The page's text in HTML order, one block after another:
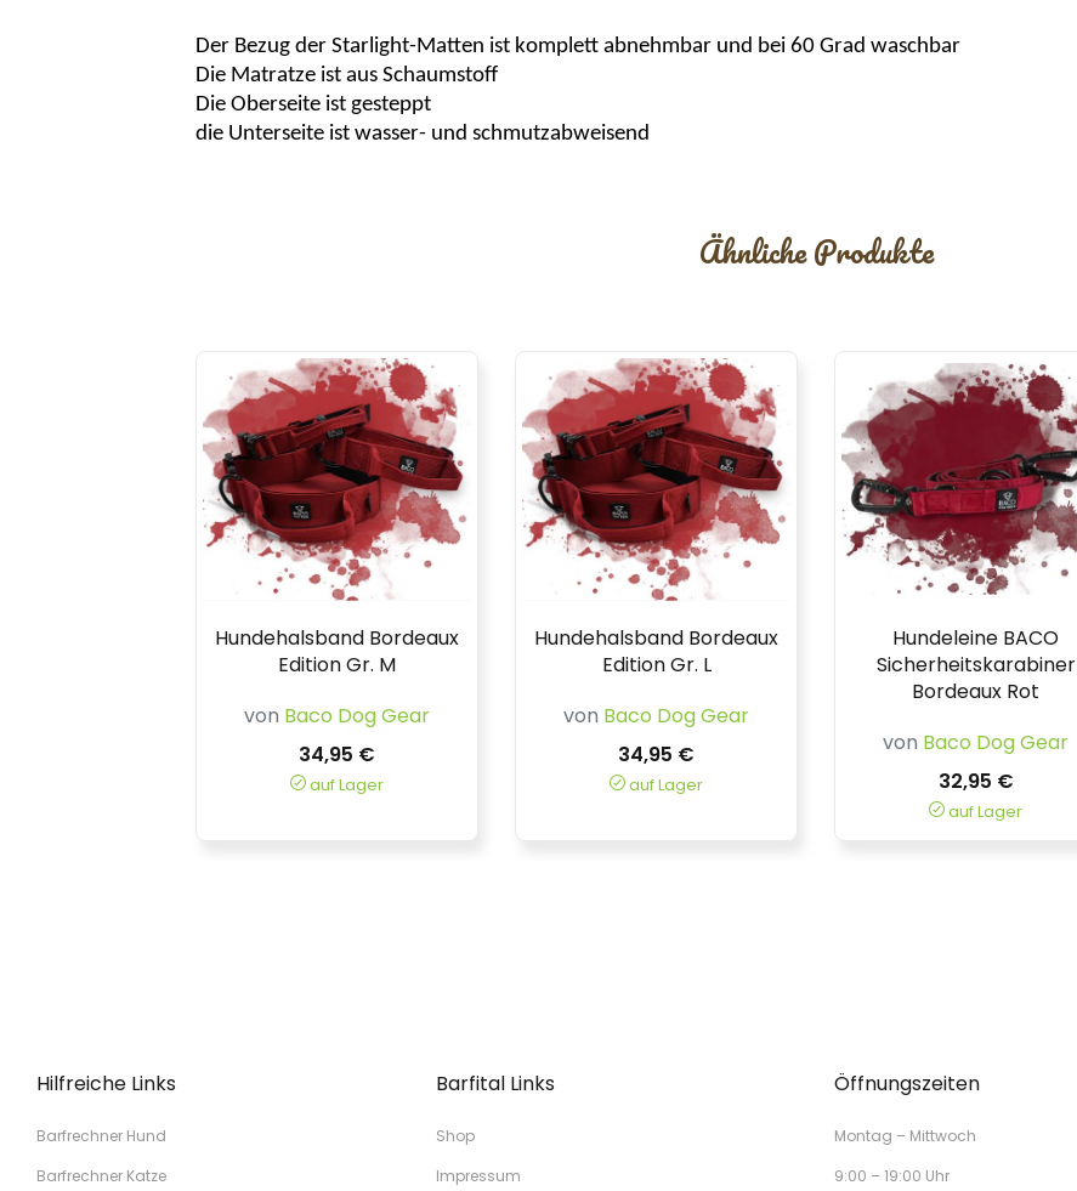
Der Bezug der Starlight-Matten ist komplett abnehmbar und bei 60 Grad waschbar
Die Matratze ist aus Schaumstoff
Die Oberseite ist gesteppt
die Unterseite ist wasser- und schmutzabweisend
Ähnliche Produkte
Hundehalsband Bordeaux
Edition Gr. M
von Baco Dog Gear
34,95 €
auf Lager
Hundehalsband Bordeaux
Edition Gr. L
von Baco Dog Gear
34,95 €
auf Lager
Hundeleine BACO
Sicherheitskarabiner
Bordeaux Rot
von Baco Dog Gear
32,95 €
auf Lager
Hilfreiche Links
Barfrechner Hund
Barfrechner Katze
Barfital Links
Shop
Impressum
Öffnungszeiten
Montag – Mittwoch
9:00 – 19:00 Uhr